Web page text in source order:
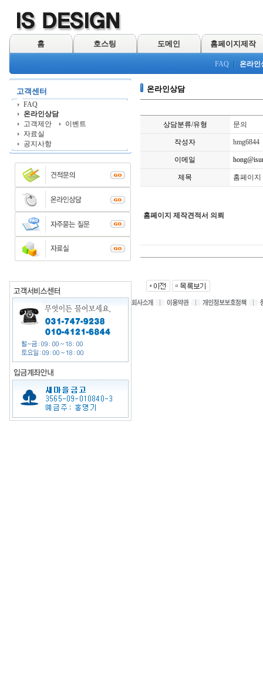
홈 호스팅 도메인 홈페이지제작
FAQ 온라인
고객센터
FAQ
온라인상담
고객제안
이벤트
자료실
공지사항
온라인상담
상담분류/유형 문의
작성자 hmg6844
이메일
제목 홈페이
홈페이지 제작견적서 의뢰